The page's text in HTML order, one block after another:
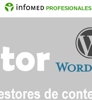
PROFESIONALES